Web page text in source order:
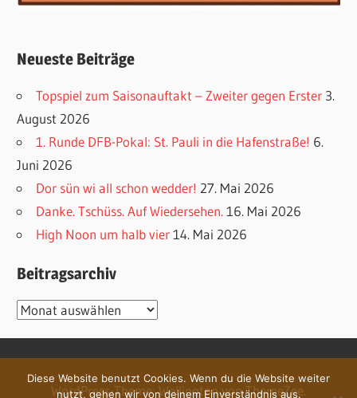
Neueste Beiträge
Topspiel zum Saisonauftakt – Zweiter gegen Erster 3.
August 2026
1. Runde DFB-Pokal: St. Pauli in die Hafenstraße! 6.
Juni 2026
Dor sün wi all schon wedder! 27. Mai 2026
Danke. Tschüss. Auf Wiedersehen. 16. Mai 2026
High Noon um halb vier 14. Mai 2026
Beitragsarchiv
Beitragsarchiv
WordPress-Theme: Wellington von ThemeZee.
Diese Website benutzt Cookies. Wenn du die Website weiter
nutzt, gehen wir von deinem Einverständnis aus.